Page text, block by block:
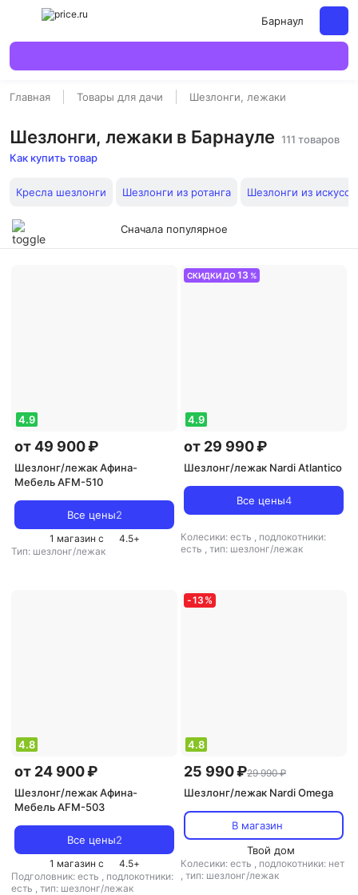
Барнаул
Главная Товары для дачи Шезлонги, лежаки
Шезлонги, лежаки в Барнауле 111 товаров
Как купить товар
Кресла шезлонги Шезлонги из ротанга Шезлонги из
Сначала популярное
4.9
от 49 900 ₽
Шезлонг/лежак Афина-
Мебель AFM-510
Все цены2
1 магазин с 4.5+
Тип: шезлонг/лежак
СКИДКИ ДО13 %
4.9
от 29 990 ₽
Шезлонг/лежак Nardi Atlantico
Все цены4
Колесики: есть , подлокотники:
есть , тип: шезлонг/лежак
4.8
от 24 900 ₽
Шезлонг/лежак Афина-
Мебель AFM-503
Все цены2
1 магазин с 4.5+
Подголовник: есть , подлокотники:
есть , тип: шезлонг/лежак
-13 %
4.8
25 990 ₽29 990 ₽
Шезлонг/лежак Nardi Omega
В магазин
Твой дом
Колесики: есть , подлокотники: нет
, тип: шезлонг/лежак